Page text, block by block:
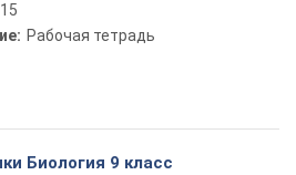
Рабочая тетрадь
Биология 9 класс